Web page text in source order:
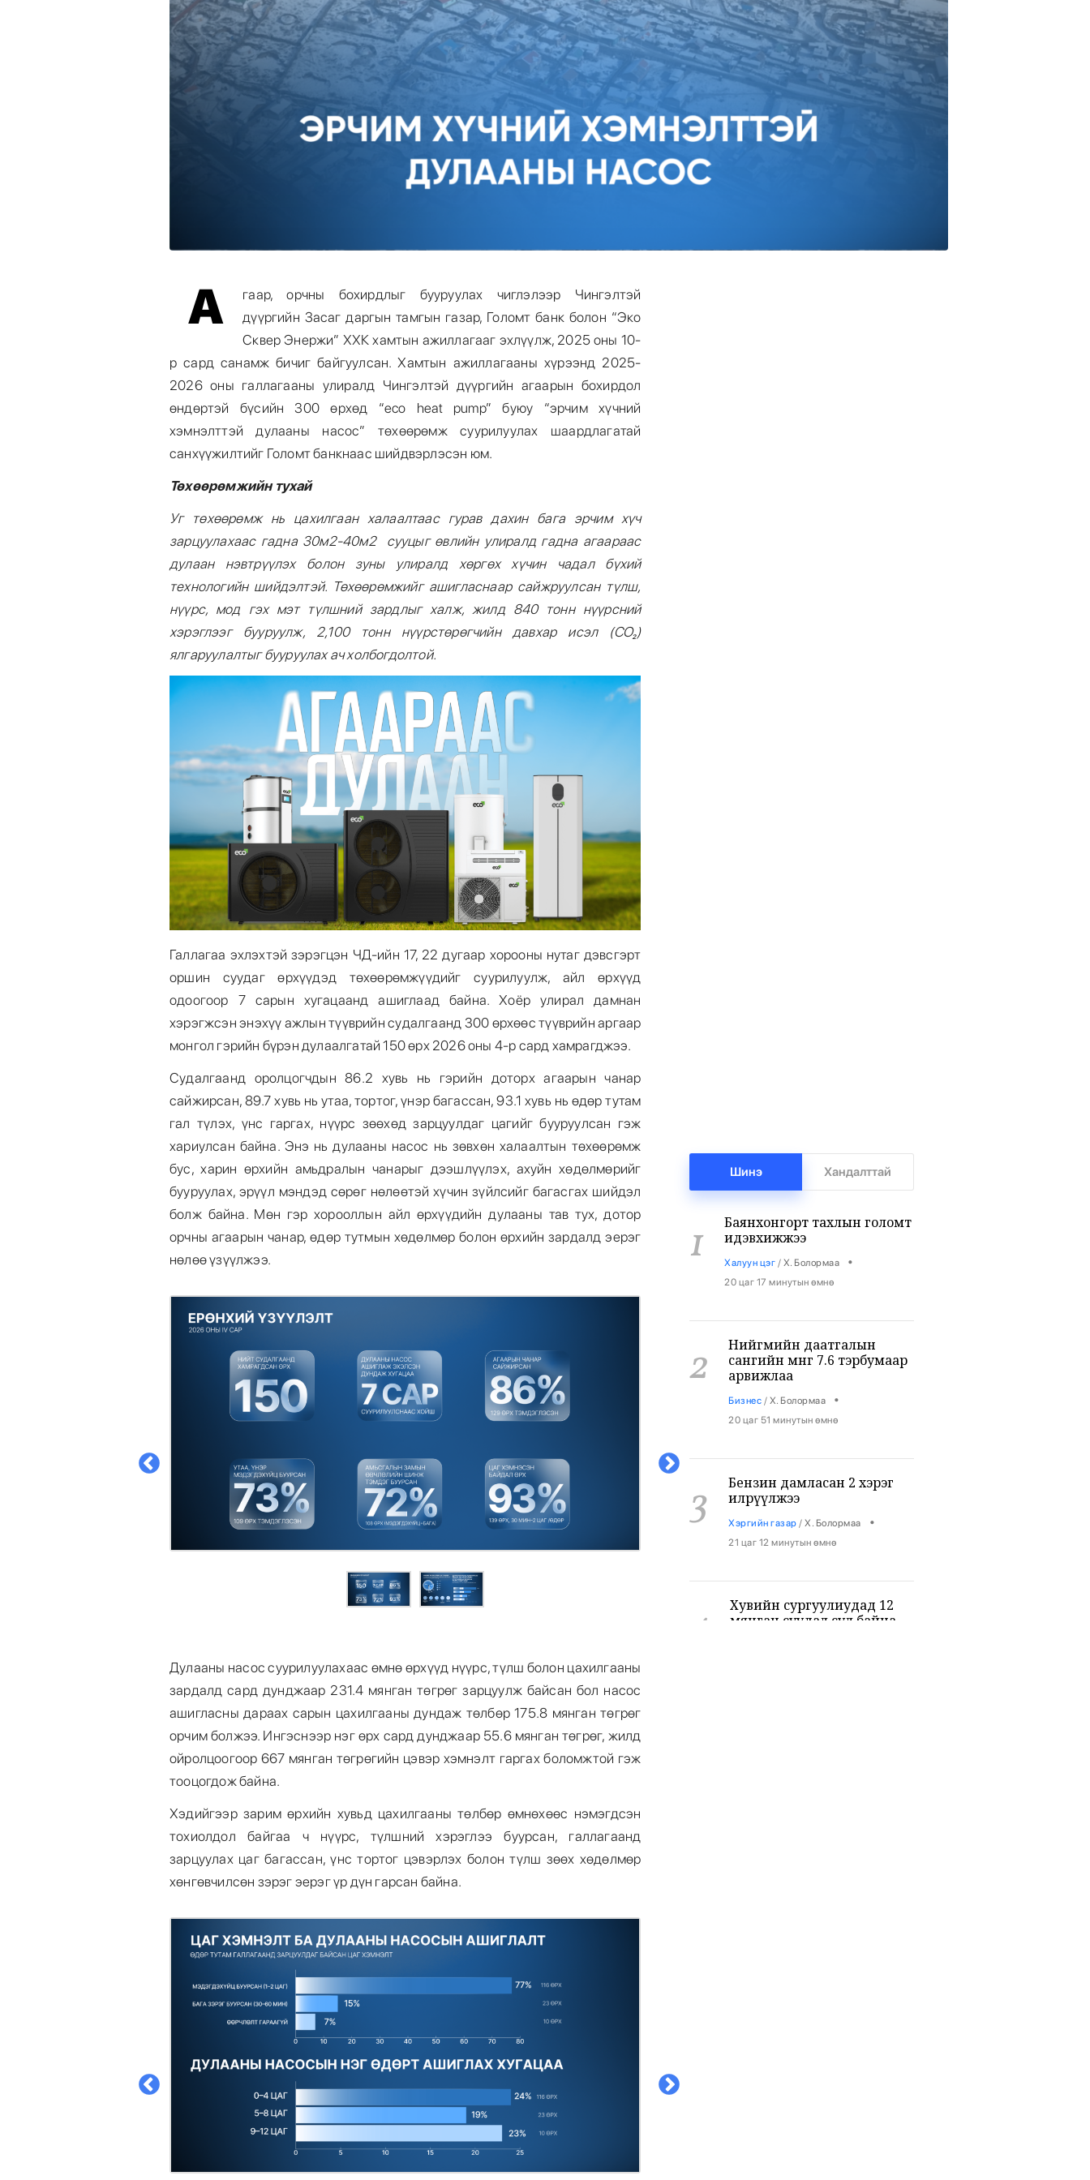
А
гаар, орчны бохирдлыг бууруулах чиглэлээр Чингэлтэй
дүүргийн Засаг даргын тамгын газар, Голомт банк болон “Эко
Сквер Энержи” ХХК хамтын ажиллагааг эхлүүлж, 2025 оны 10-
р сард санамж бичиг байгуулсан. Хамтын ажиллагааны хүрээнд 2025-
2026 оны галлагааны улиралд Чингэлтэй дүүргийн агаарын бохирдол
өндөртэй бүсийн 300 өрхөд “eco heat pump” буюу “эрчим хүчний
хэмнэлттэй дулааны насос” төхөөрөмж суурилуулах шаардлагатай
санхүүжилтийг Голомт банкнаас шийдвэрлэсэн юм.
Төхөөрөмжийн тухай
Уг төхөөрөмж нь цахилгаан халаалтаас гурав дахин бага эрчим хүч
зарцуулахаас гадна 30м2-40м2 сууцыг өвлийн улиралд гадна агаараас
дулаан нэвтрүүлэх болон зуны улиралд хөргөх хүчин чадал бүхий
технологийн шийдэлтэй. Төхөөрөмжийг ашигласнаар сайжруулсан түлш,
нүүрс, мод гэх мэт түлшний зардлыг халж, жилд 840 тонн нүүрсний
хэрэглээг бууруулж, 2,100 тонн
нүүрстөрөгчийн давхар исэл (CO₂)
ялгаруулалтыг бууруулах ач холбогдолтой.
Галлагаа эхлэхтэй зэрэгцэн ЧД-ийн 17, 22 дугаар хорооны нутаг дэвсгэрт
оршин суудаг өрхүүдэд төхөөрөмжүүдийг суурилуулж, айл өрхүүд
одоогоор 7 сарын хугацаанд ашиглаад байна. Хоёр улирал дамнан
хэрэгжсэн энэхүү ажлын түүврийн судалгаанд 300 өрхөөс түүврийн аргаар
монгол гэрийн бүрэн дулаалгатай 150 өрх 2026 оны 4-р сард хамрагджээ.
Судалгаанд оролцогчдын 86.2 хувь нь гэрийн доторх агаарын чанар
сайжирсан, 89.7 хувь нь утаа, тортог, үнэр багассан, 93.1 хувь нь өдөр тутам
гал түлэх, үнс гаргах, нүүрс зөөхөд зарцуулдаг цагийг бууруулсан гэж
хариулсан байна. Энэ нь дулааны насос нь зөвхөн халаалтын төхөөрөмж
бус, харин өрхийн амьдралын чанарыг дээшлүүлэх, ахуйн хөдөлмөрийг
бууруулах, эрүүл мэндэд сөрөг нөлөөтэй хүчин зүйлсийг багасгах шийдэл
болж байна. Мөн гэр хорооллын айл өрхүүдийн дулааны тав тух, дотор
орчны агаарын чанар, өдөр тутмын хөдөлмөр болон өрхийн зардалд эерэг
нөлөө үзүүлжээ.
Дулааны насос суурилуулахаас өмнө өрхүүд нүүрс, түлш болон цахилгааны
зардалд сард дунджаар 231.4 мянган төгрөг зарцуулж байсан бол насос
ашигласны дараах сарын цахилгааны дундаж төлбөр 175.8 мянган төгрөг
орчим болжээ. Ингэснээр нэг өрх сард дунджаар 55.6 мянган төгрөг, жилд
ойролцоогоор 667 мянган төгрөгийн цэвэр хэмнэлт гаргах боломжтой гэж
тооцогдож байна.
Хэдийгээр зарим өрхийн хувьд цахилгааны төлбөр өмнөхөөс нэмэгдсэн
тохиолдол байгаа ч нүүрс, түлшний хэрэглээ буурсан, галлагаанд
зарцуулах цаг багассан, үнс тортог цэвэрлэх болон түлш зөөх хөдөлмөр
хөнгөвчилсөн зэрэг эерэг үр дүн гарсан байна.
Шинэ Хандалттай
1
Баянхонгорт тахлын голомт
идэвхижжээ
Халуун цэг / Х. Болормаа •
20 цаг 17 минутын өмнө
2
Нийгмийн даатгалын
сангийн мөнгө 7.6 тэрбумаар
арвижлаа
Бизнес / Х. Болормаа •
20 цаг 51 минутын өмнө
3
Бензин дамласан 2 хэрэг
илрүүлжээ
Хэргийн газар / Х. Болормаа •
21 цаг 12 минутын өмнө
4
Хувийн сургуулиудад 12
мянган суудал сул байна